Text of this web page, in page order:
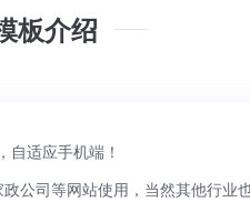
板介绍
适应手机端！
公司等网站使用，当然其他行业